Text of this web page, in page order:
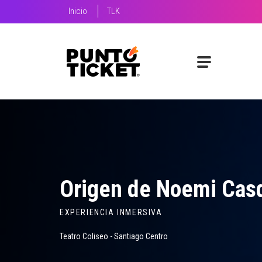
Inicio TLK
Origen de Noemi
EXPERIENCIA INMERSIVA
Teatro Coliseo - Santiago Centro